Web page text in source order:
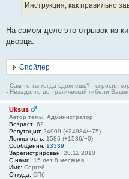
Инструкция, как правильно
На самом деле это отрывок из
дворца.
Спойлер
- Сам-то ты когда сдохнешь? - спросил
- Незадолго до трагической гибели
Uksus
Автор темы, Администратор
Возраст: 62
Репутация: 24909 (+24984/−75)
Лояльность: 1586 (+1586/−0)
Сообщения: 13339
Зарегистрирован: 20.11.2010
С нами: 15 лет 8 месяцев
Имя: Сергей
Откуда: СПб